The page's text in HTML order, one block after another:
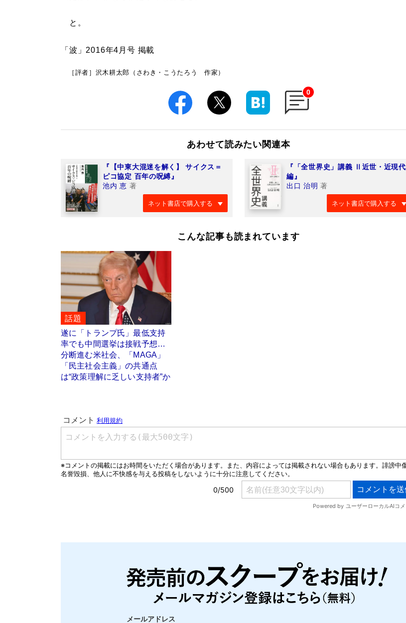
と。
「波」2016年4月号 掲載
［評者］沢木耕太郎（さわき・こうたろう 作家）
0
あわせて読みたい関連本
『【中東大混迷を解く】 サイクス＝
ピコ協定 百年の呪縛』
池内 恵 著
ネット書店で購入する
『「全世界史」講義 Ⅱ近世・近現代
編』
出口 治明 著
ネット書店で購入する
こんな記事も読まれています
話題
遂に「トランプ氏」最低支持
率でも中間選挙は接戦予想…
分断進む米社会、「MAGA」
「民主社会主義」の共通点
は“政策理解に乏しい支持者”か
メールアドレス